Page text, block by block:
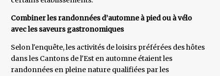
Combiner les randonnées d’automne à pied ou à vélo
avec les saveurs gastronomiques
Selon l'enquête, les activités de loisirs préférées des hôtes
dans les Cantons de l'Est en automne étaient les
randonnées en pleine nature qualifiées par les